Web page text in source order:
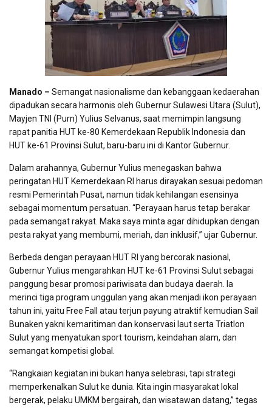
Manado – Semangat nasionalisme dan kebanggaan kedaerahan
dipadukan secara harmonis oleh Gubernur Sulawesi Utara (Sulut),
Mayjen TNI (Purn) Yulius Selvanus, saat memimpin langsung
rapat panitia HUT ke-80 Kemerdekaan Republik Indonesia dan
HUT ke-61 Provinsi Sulut, baru-baru ini di Kantor Gubernur.
Dalam arahannya, Gubernur Yulius menegaskan bahwa
peringatan HUT Kemerdekaan RI harus dirayakan sesuai pedoman
resmi Pemerintah Pusat, namun tidak kehilangan esensinya
sebagai momentum persatuan. “Perayaan harus tetap berakar
pada semangat rakyat. Maka saya minta agar dihidupkan dengan
pesta rakyat yang membumi, meriah, dan inklusif,” ujar Gubernur.
Berbeda dengan perayaan HUT RI yang bercorak nasional,
Gubernur Yulius mengarahkan HUT ke-61 Provinsi Sulut sebagai
panggung besar promosi pariwisata dan budaya daerah. Ia
merinci tiga program unggulan yang akan menjadi ikon perayaan
tahun ini, yaitu Free Fall atau terjun payung atraktif kemudian Sail
Bunaken yakni kemaritiman dan konservasi laut serta Triatlon
Sulut yang menyatukan sport tourism, keindahan alam, dan
semangat kompetisi global.
“Rangkaian kegiatan ini bukan hanya selebrasi, tapi strategi
memperkenalkan Sulut ke dunia. Kita ingin masyarakat lokal
bergerak, pelaku UMKM bergairah, dan wisatawan datang,” tegas